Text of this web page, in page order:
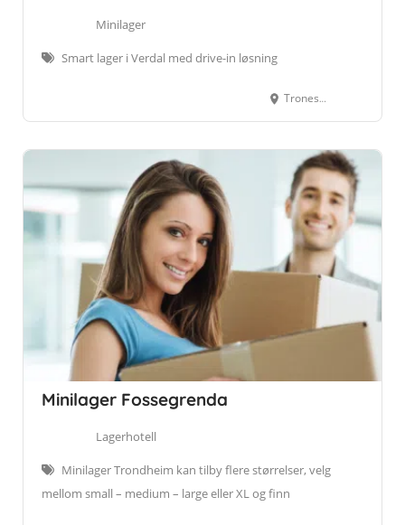
Minilager
Smart lager i Verdal med drive-in løsning
Tronesvegen 53B, 7655 Verdal
Minilager Fossegrenda
Lagerhotell
Minilager Trondheim kan tilby flere størrelser, velg
mellom small – medium – large eller XL og finn